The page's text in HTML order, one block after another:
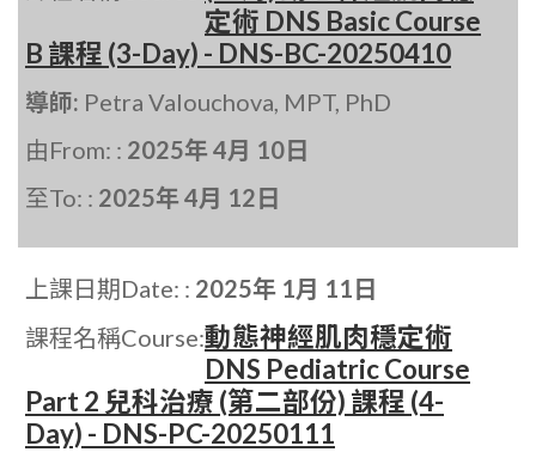
定術 DNS Basic Course
B 課程 (3-Day) - DNS-BC-20250410
導師: Petra Valouchova, MPT, PhD
由From: : 2025年 4月 10日
至To: : 2025年 4月 12日
上課日期Date: : 2025年 1月 11日
課程名稱Course:動態神經肌肉穩定術
DNS Pediatric Course
Part 2 兒科治療 (第二部份) 課程 (4-
Day) - DNS-PC-20250111